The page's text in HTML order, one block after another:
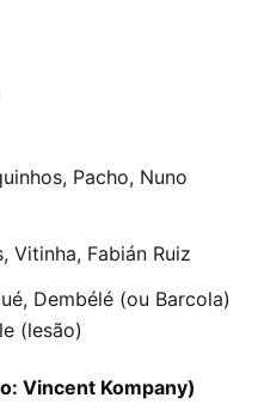
Pacho, Nuno
Vitinha, Fabián Ruiz
Dembélé (ou Barcola)
(lesão)
Vincent Kompany)